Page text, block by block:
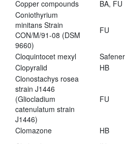
Copper compounds
BA, FU
Coniothyrium
minitans Strain
CON/M/91-08 (DSM
9660)
FU
Cloquintocet mexyl Safener
Clopyralid
HB
Clonostachys rosea
strain J1446
(Gliocladium
catenulatum strain
J1446)
FU
Clomazone HB